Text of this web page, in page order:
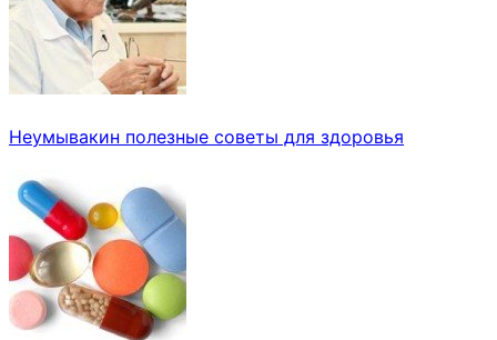
Неумывакин полезные советы для здоровья